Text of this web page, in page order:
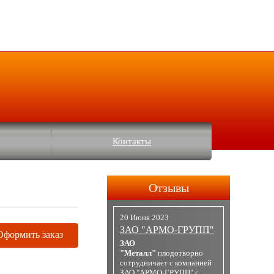
Контакты
заказ
Отзывы
20 Июня 2023
ЗАО "АРМО-ГРУПП"
ЗАО
"Металл" плодотворно
сотрудничает с компанией